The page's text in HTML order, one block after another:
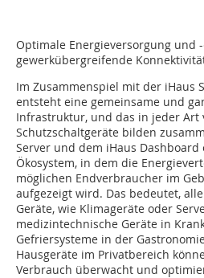
Optimale Energieversorgung und
gewerkübergreifende
Im Zusammenspiel mit der iHaus
entsteht eine gemeinsame und
Infrastruktur, und das in jeder Art
Schutzschaltgeräte bilden
Server und dem iHaus
Ökosystem, in dem die
möglichen Endverbraucher im
aufgezeigt wird. Das bedeutet,
Geräte, wie Klimageräte oder
medizintechnische Geräte in
Gefriersysteme in der
Hausgeräte im Privatbereich
Verbrauch überwacht und